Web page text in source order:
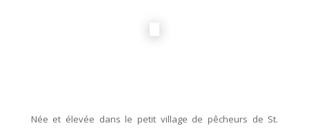
Née et élevée dans le petit village de pêcheurs de St.